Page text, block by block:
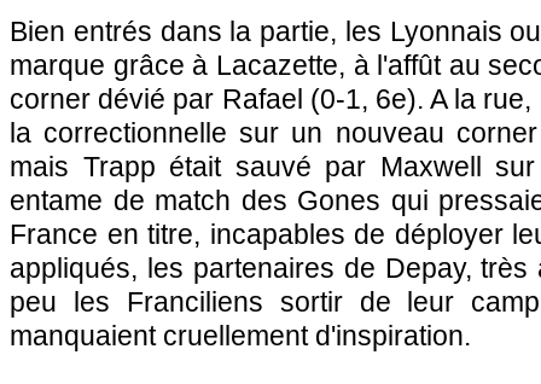
Bien entrés dans la partie, les Lyonnais
marque grâce à Lacazette, à l'affût au
corner dévié par Rafael (0-1, 6e). A la
la correctionnelle sur un nouveau
mais Trapp était sauvé par Maxwell
entame de match des Gones qui
France en titre, incapables de déployer
appliqués, les partenaires de Depay,
peu les Franciliens sortir de leur
manquaient cruellement d'inspiration.